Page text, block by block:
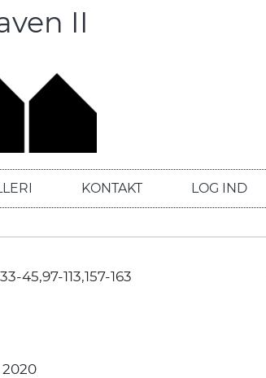
II
KONTAKT LOG IND
45,97-113,157-163